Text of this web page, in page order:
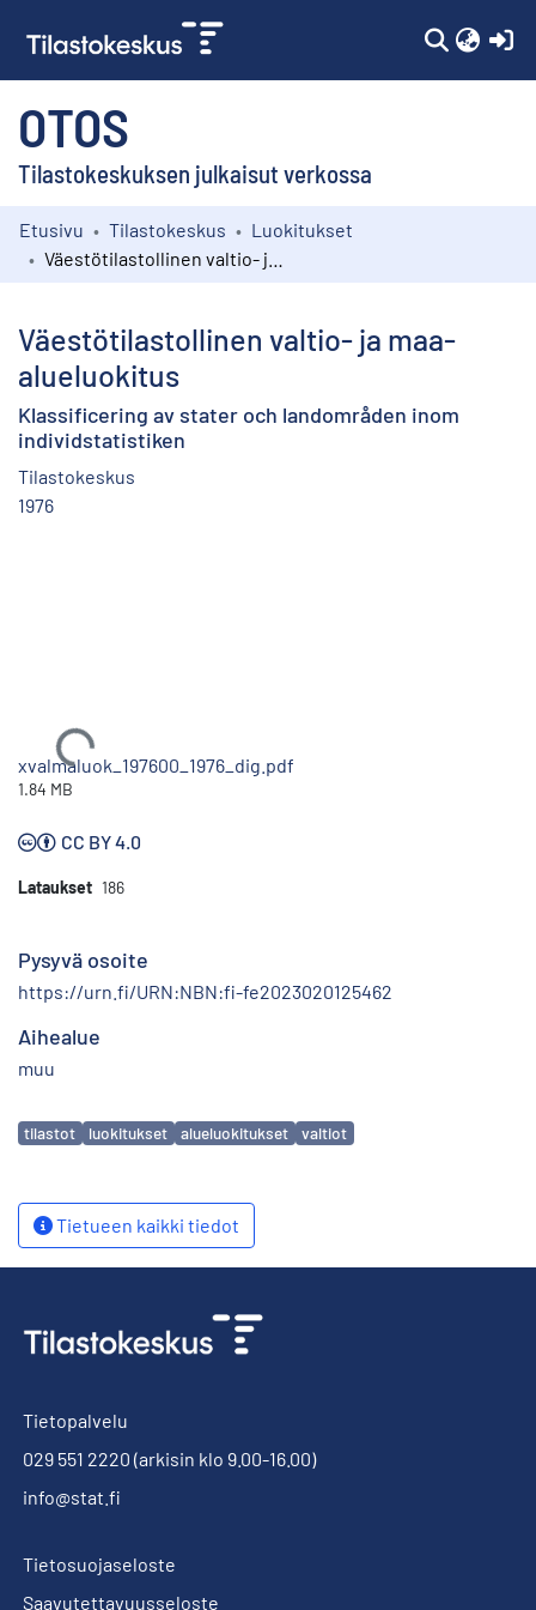
OTOS
Tilastokeskuksen julkaisut verkossa
Kokoelmat
Etusivu Tilastokeskus
Luokitukset
Väestötilastollinen valtio- ja maa-
alueluokitus
Klassificering av stater och landområden inom
individstatistiken
Tilastokeskus
1976
Ladataan...
xvalmaluok_197600_1976_dig.pdf
1.84 MB
CC BY 4.0
Lataukset 186
Pysyvä osoite
https://urn.fi/URN:NBN:fi-fe2023020125462
Aihealue
muu
Avainsanat
tilastot luokitukset alueluokitukset valtiot
Tietueen kaikki tiedot
Tietopalvelu
029 551 2220 (arkisin klo 9.00-16.00)
info@stat.fi
Tietosuojaseloste
Saavutettavuusseloste